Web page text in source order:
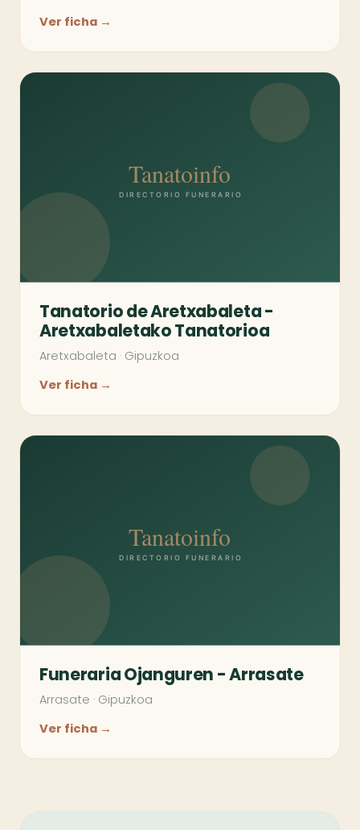
Ver ficha →
Tanatorio de Aretxabaleta -
Aretxabaletako Tanatorioa
Aretxabaleta · Gipuzkoa
Ver ficha →
Funeraria Ojanguren - Arrasate
Arrasate · Gipuzkoa
Ver ficha →